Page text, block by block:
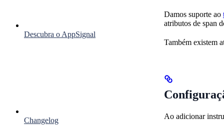
Descubra o AppSignal
Changelog
Damos suporte ao
atributos de span
Também existem
Ao adicionar